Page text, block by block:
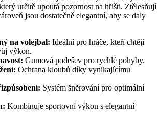
určitě upoutá pozornost na hřišti. Ztělesňují
jsou dostatečně elegantní, aby se daly
na volejbal: Ideální pro hráče, kteří chtějí
výkon.
Gumová podešev pro rychlé pohyby.
Ochrana kloubů díky vynikajícímu
Systém šněrování pro optimální
Kombinuje sportovní výkon s elegantní